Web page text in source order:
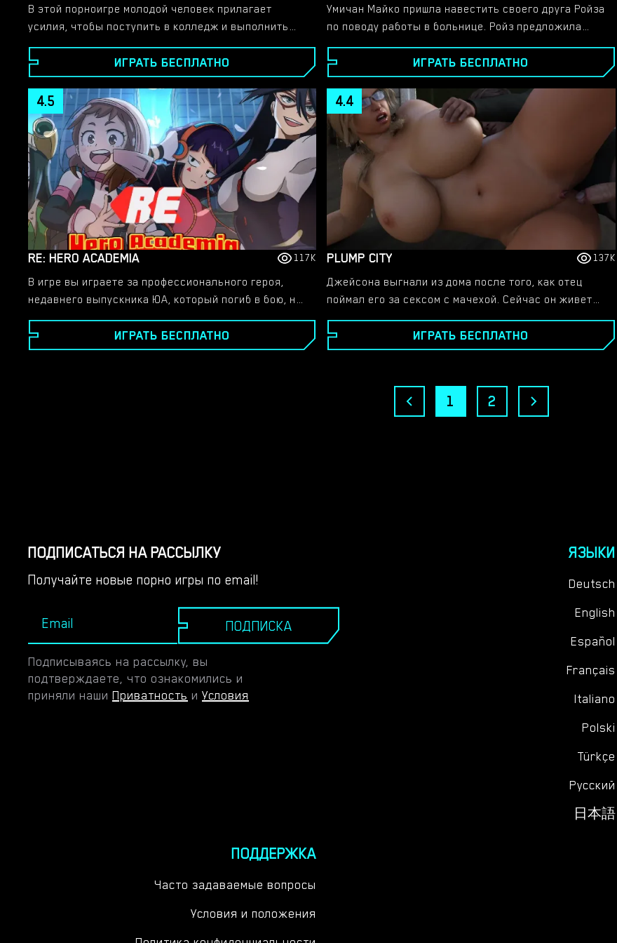
В этой порноигре молодой человек прилагает
усилия, чтобы поступить в колледж и выполнить
обещание, данное много лет назад. Однако в тот же
год, что и вступительный экзамен, внезапное и
трагическое событие ведет его по другому пути.
Спустя четыре года, потеряв всё, он получает
возможность заново построить свою жизнь. В этом
знакомом, но новом месте он встретит разных
людей, которые окажут влияние на его жизнь, и еще
не одна тайна ждет своего раскрытия.​
ИГРАТЬ БЕСПЛАТНО
Умичан Майко пришла навестить своего друга Ройза
по поводу работы в больнице. Ройз предложила
нашей героине поработать проституткой в ​​офисе
GloryHole. Нашей героине пришлось подавать ртом и
руками несколько членов, торчащих из дырок в
стенах. Кабинет создавался как новый вид
медицинских процедур, после посещения которых
пациенты мужского пола быстрее выздоравливают.
Умичан очень хотела помочь подруге и пациентам, а
также заработать денег, поэтому охотно
согласилась.
ИГРАТЬ БЕСПЛАТНО
RE: HERO ACADEMIA
4.5
117K
В игре вы играете за профессионального героя,
недавнего выпускника ЮА, который погиб в бою, но
был спасен таинственной причудой и отправлен в
прошлое. - Получив второй шанс, пришло время
отточить свою силу, сблизиться с союзниками,
ИГРАТЬ БЕСПЛАТНО
PLUMP CITY
4.4
137K
Джейсона выгнали из дома после того, как отец
поймал его за сексом с мачехой. Сейчас он живет
со своей мамой, красивой и очень чувственной
женщиной. Джейсон хочет измениться, но его мама
ужасно сексуальна... И его новая работа в компании
пробудить его желания...​
ИГРАТЬ БЕСПЛАТНО
1 2
ПОДПИСАТЬСЯ НА РАССЫЛКУ
Получайте новые порно игры по email!
ПОДПИСКА
Подписываясь на рассылку, вы
подтверждаете, что ознакомились и
приняли наши Приватность и Условия
ЯЗЫКИ
Deutsch
English
Español
Français
Italiano
Polski
Türkçe
Русский
日本語
ПОДДЕРЖКА
Часто задаваемые вопросы
Условия и положения